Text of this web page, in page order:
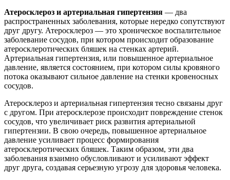
Атеросклероз и артериальная гипертензия — два
распространенных заболевания, которые нередко сопутствуют
друг другу. Атеросклероз — это хроническое воспалительное
заболевание сосудов, при котором происходит образование
атеросклеротических бляшек на стенках артерий.
Артериальная гипертензия, или повышенное артериальное
давление, является состоянием, при котором силы кровяного
потока оказывают сильное давление на стенки кровеносных
сосудов.
Атеросклероз и артериальная гипертензия тесно связаны друг
с другом. При атеросклерозе происходит повреждение стенок
сосудов, что увеличивает риск развития артериальной
гипертензии. В свою очередь, повышенное артериальное
давление усиливает процесс формирования
атеросклеротических бляшек. Таким образом, эти два
заболевания взаимно обусловливают и усиливают эффект
друг друга, создавая серьезную угрозу для здоровья человека.